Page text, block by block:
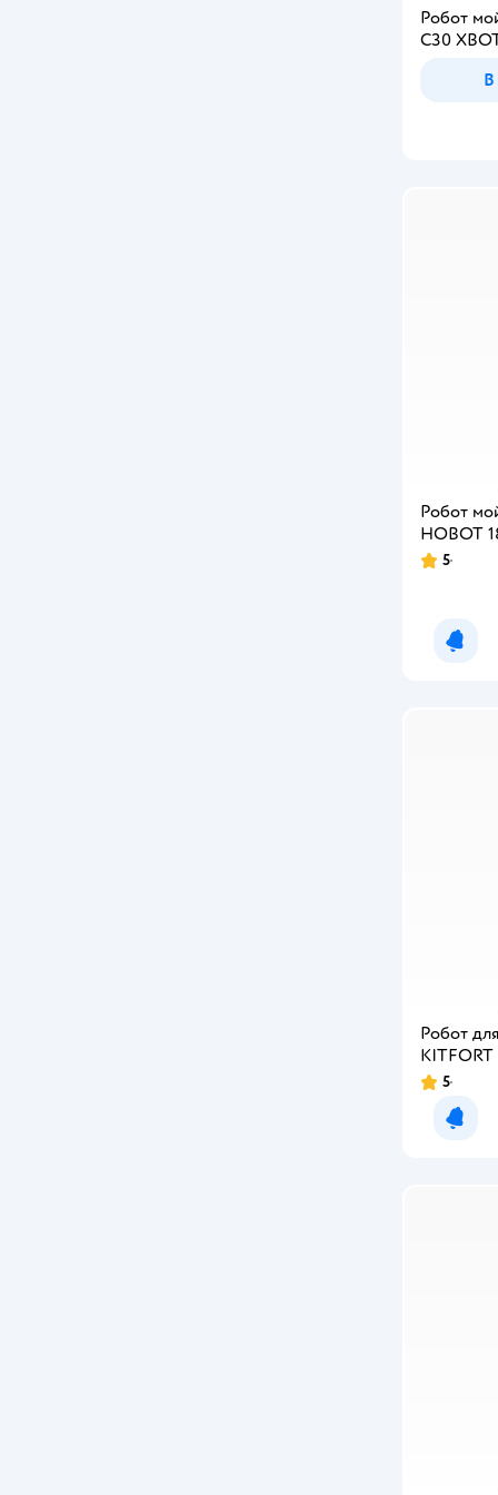
Робот
С30
В
Робот
HOBOT
Рейтинг:
5
Робот
Рейтинг:
5